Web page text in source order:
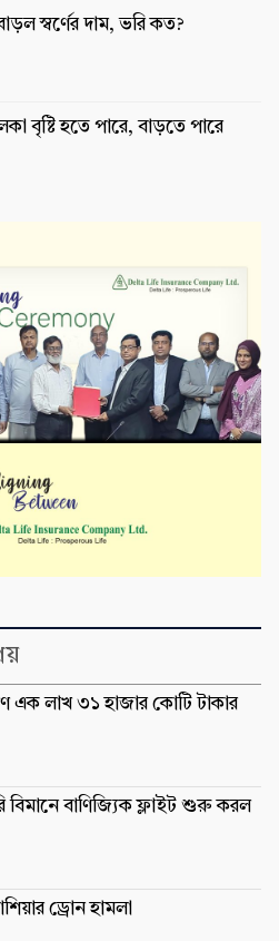
স্বর্ণের দাম, ভরি কত?
বৃষ্টি হতে পারে, বাড়তে পারে
এক লাখ ৩১ হাজার কোটি টাকার
বিমানে বাণিজ্যিক ফ্লাইট শুরু করল
ড্রোন হামলা